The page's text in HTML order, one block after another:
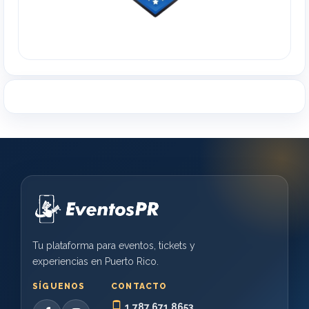
Tu plataforma para eventos, tickets y
experiencias en Puerto Rico.
SÍGUENOS CONTACTO